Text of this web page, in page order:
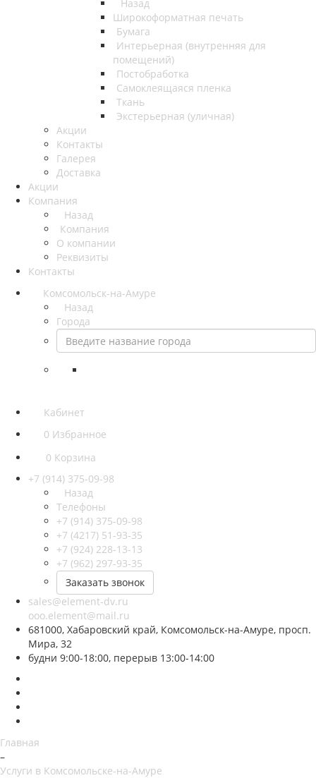
Назад
Широкоформатная печать
Бумага
Интерьерная (внутренняя для
помещений)
Постобработка
Самоклеящаяся пленка
Ткань
Экстерьерная (уличная)
Акции
Контакты
Галерея
Доставка
Акции
Компания
Назад
Компания
О компании
Реквизиты
Контакты
Комсомольск-на-Амуре
Назад
Города
Кабинет
0 Избранное
0 Корзина
+7 (914) 375-09-98
Назад
Телефоны
+7 (914) 375-09-98
+7 (4217) 51-93-35
+7 (924) 228-13-13
+7 (962) 297-93-35
Заказать звонок
sales@element-dv.ru
ooo.element@mail.ru
681000, Хабаровский край, Комсомольск-на-Амуре, просп.
Мира, 32
будни 9:00-18:00, перерыв 13:00-14:00
Главная
–
Услуги в Комсомольске-на-Амуре